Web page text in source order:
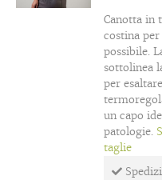
Canotta in
costina
possibile.
sottolinea
per
un capo
patologie.
taglie